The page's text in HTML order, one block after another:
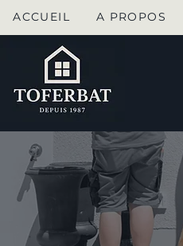
ACCUEIL A PROPOS